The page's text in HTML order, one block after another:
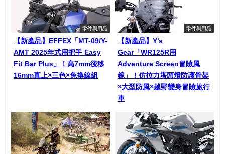
零件與用品
【新產品】EFFEX「MT-09/Y-
AMT 2025年式用把手 Easy
Fit Bar Plus」！高7mm後移
16mm直上×三色×免換線組
零件與用品
【新產品】Y’s
Gear「WR125R用
Adventure Screen冒險風
鏡」！仿拉力塔頭燈防護骨架
×大型防風×越野變身冒險旅行
車